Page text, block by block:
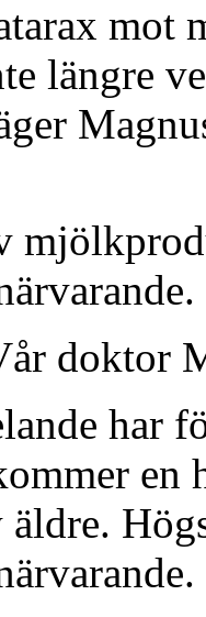
mot
längre
doktor
har
en